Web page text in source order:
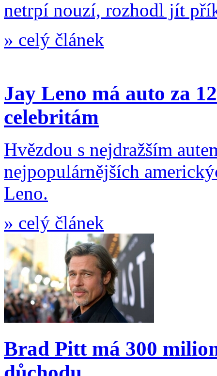
netrpí nouzí, rozhodl jít
» celý článek
Jay Leno má auto za
celebritám
Hvězdou s nejdražším
nejpopulárnějších
Leno.
» celý článek
Brad Pitt má 300